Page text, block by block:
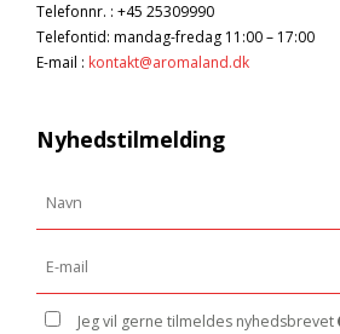
Telefonnr. : +45 25309990
Telefontid: mandag-fredag 11:00 – 17:00
E-mail : kontakt@aromaland.dk
Nyhedstilmelding
Jeg vil gerne tilmeldes nyhedsbrevet